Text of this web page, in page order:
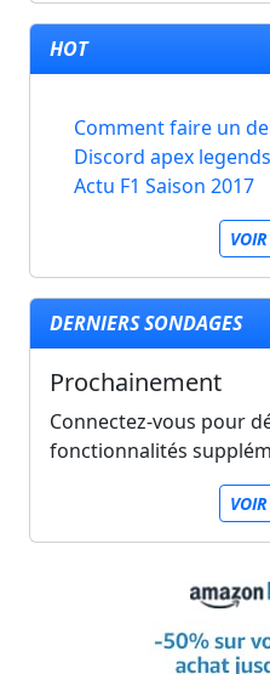
HOT
Comment faire un
Discord apex legends
Actu F1 Saison 2017
DERNIERS SONDAGES
Prochainement
Connectez-vous pour
fonctionnalités